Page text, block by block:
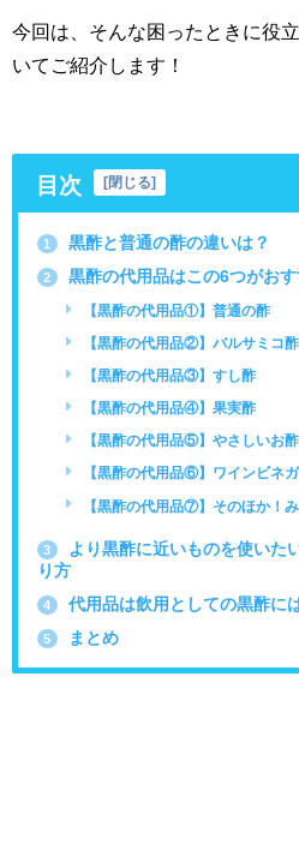
今回は、そんな困ったときに役
いてご紹介します！
目次 閉じる
1 黒酢と普通の酢の違いは？
2 黒酢の代用品はこの6つがおす
【黒酢の代用品①】普通の酢
【黒酢の代用品②】バルサミコ酢
【黒酢の代用品③】すし酢
【黒酢の代用品④】果実酢
【黒酢の代用品⑤】やさしいお酢
【黒酢の代用品⑥】ワインビネ
【黒酢の代用品⑦】そのほか！
3
より黒酢に近いものを使いた
り方
4 代用品は飲用としての黒酢に
5 まとめ